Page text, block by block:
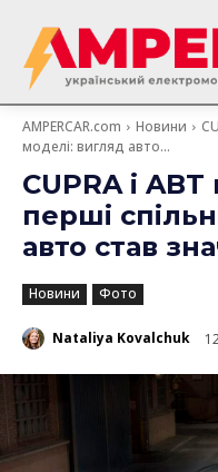
AMPERCAR.com Новини
моделі: вигляд авто...
CUPRA і
перші
авто став
Новини Фото
Nataliya Kovalchuk